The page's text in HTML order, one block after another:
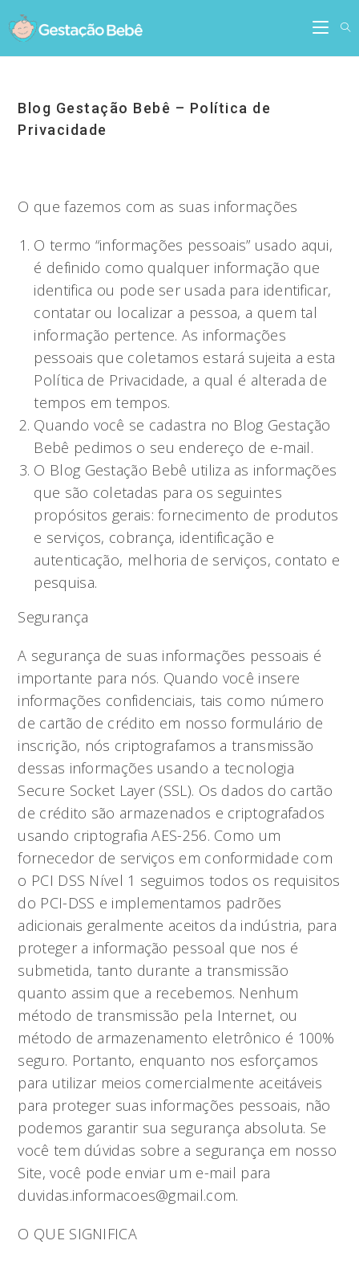
to
content
Blog Gestação Bebê – Política de
Privacidade
O que fazemos com as suas informações
O termo “informações pessoais” usado aqui,
é definido como qualquer informação que
identifica ou pode ser usada para identificar,
contatar ou localizar a pessoa, a quem tal
informação pertence. As informações
pessoais que coletamos estará sujeita a esta
Política de Privacidade, a qual é alterada de
tempos em tempos.
Quando você se cadastra no Blog Gestação
Bebê pedimos o seu endereço de e-mail.
O Blog Gestação Bebê utiliza as informações
que são coletadas para os seguintes
propósitos gerais: fornecimento de produtos
e serviços, cobrança, identificação e
autenticação, melhoria de serviços, contato e
pesquisa.
Segurança
A segurança de suas informações pessoais é
importante para nós. Quando você insere
informações confidenciais, tais como número
de cartão de crédito em nosso formulário de
inscrição, nós criptografamos a transmissão
dessas informações usando a tecnologia
Secure Socket Layer (SSL). Os dados do cartão
de crédito são armazenados e criptografados
usando criptografia AES-256. Como um
fornecedor de serviços em conformidade com
o PCI DSS Nível 1 seguimos todos os requisitos
do PCI-DSS e implementamos padrões
adicionais geralmente aceitos da indústria, para
proteger a informação pessoal que nos é
submetida, tanto durante a transmissão
quanto assim que a recebemos. Nenhum
método de transmissão pela Internet, ou
método de armazenamento eletrônico é 100%
seguro. Portanto, enquanto nos esforçamos
para utilizar meios comercialmente aceitáveis
para proteger suas informações pessoais, não
podemos garantir sua segurança absoluta. Se
você tem dúvidas sobre a segurança em nosso
Site, você pode enviar um e-mail para
duvidas.informacoes@gmail.com.
O QUE SIGNIFICA